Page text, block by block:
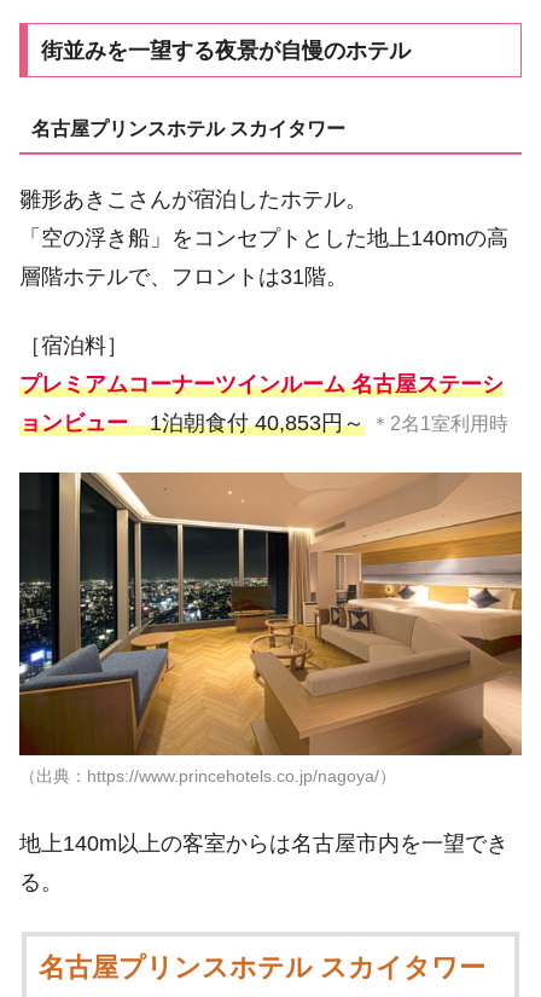
街並みを一望する夜景が自慢のホテル
名古屋プリンスホテル スカイタワー
雛形あきこさんが宿泊したホテル。
「空の浮き船」をコンセプトとした地上140mの高
層階ホテルで、フロントは31階。
［宿泊料］
プレミアムコーナーツインルーム 名古屋ステーシ
ョンビュー1泊朝食付 40,853円～ ＊2名1室利用時
（出典：https://www.princehotels.co.jp/nagoya/）
地上140m以上の客室からは名古屋市内を一望でき
る。
名古屋プリンスホテル スカイタワー